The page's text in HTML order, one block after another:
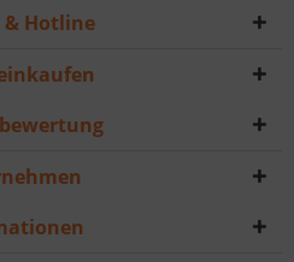
& Hotline